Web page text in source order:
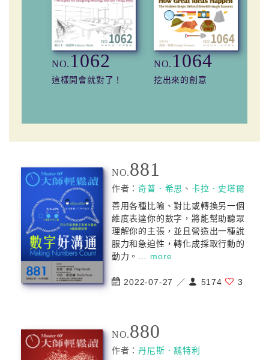
NO.1062
這樣開會就對了！
NO.1064
挖出來的創意
NO.881
作者：奇普．希思 、卡拉．史塔爾
善用各種比喻、對比或轉換另一個
維度表達你的數字，將能幫助聽眾
理解你的主張，並且營造出一種說
服力和急迫性，轉化成採取行動的
動力。... more
2022-07-27 ／ 5174 3
NO.880
作者：丹尼斯．魏特利